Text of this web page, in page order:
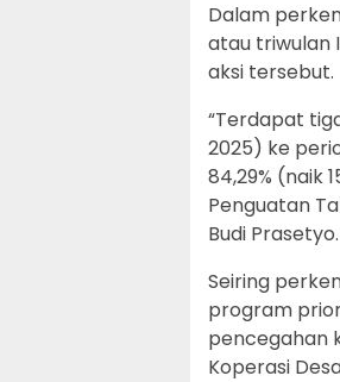
Dalam
atau triwulan
aksi tersebut.
“Terdapat
2025) ke
84,29% (naik
Penguatan
Budi Prasetyo.
Seiring
program
pencegahan
Koperasi